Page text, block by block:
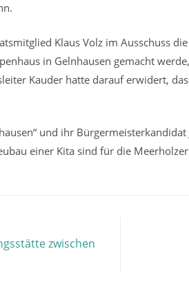
Klaus Volz im Ausschuss
in Gelnhausen gemacht
Kauder hatte darauf erwidert,
und ihr Bürgermeisterkandidat
einer Kita sind für die
zwischen